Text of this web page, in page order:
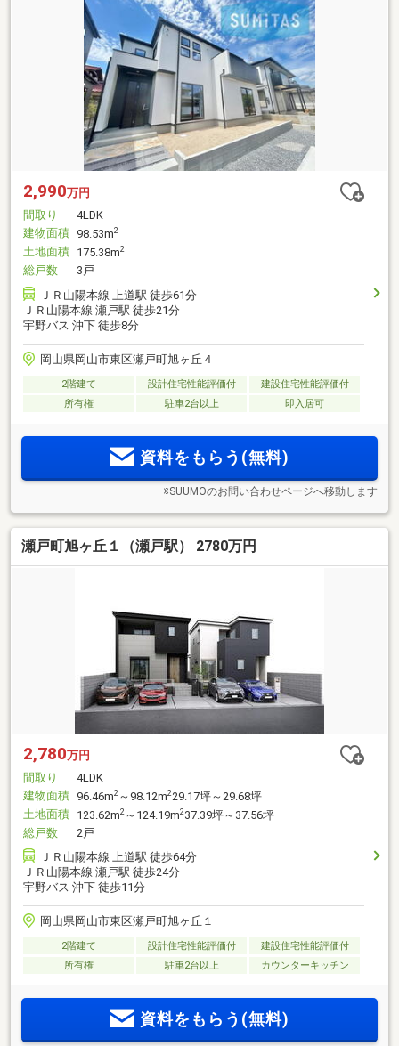
2,990万円
間取り
4LDK
建物面積 98.53m2
土地面積 175.38m2
総戸数
3戸
ＪＲ山陽本線 上道駅 徒歩61分
ＪＲ山陽本線 瀬戸駅 徒歩21分
宇野バス 沖下 徒歩8分
岡山県岡山市東区瀬戸町旭ヶ丘４
2階建て 設計住宅性能評価付
建設住宅性能評価付
所有権
駐車2台以上 即入居可
資料をもらう(無料)
※SUUMOのお問い合わせページへ移動します
瀬戸町旭ヶ丘１（瀬戸駅） 2780万円
2,780万円
間取り
4LDK
建物面積 96.46m2 ～98.12m2 29.17坪～29.68坪
土地面積 123.62m2 ～124.19m2 37.39坪～37.56坪
総戸数
2戸
ＪＲ山陽本線 上道駅 徒歩64分
ＪＲ山陽本線 瀬戸駅 徒歩24分
宇野バス 沖下 徒歩11分
岡山県岡山市東区瀬戸町旭ヶ丘１
2階建て 設計住宅性能評価付
建設住宅性能評価付
所有権
駐車2台以上 カウンターキッチン
資料をもらう(無料)